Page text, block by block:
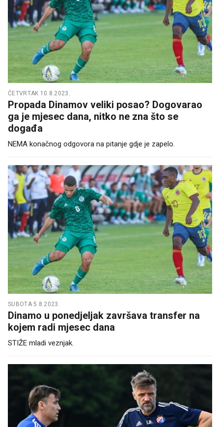
ČETVRTAK 10.8.2023.
Propada Dinamov veliki posao? Dogovarao
ga je mjesec dana, nitko ne zna što se
događa
NEMA konačnog odgovora na pitanje gdje je zapelo.
SUBOTA 5.8.2023.
Dinamo u ponedjeljak završava transfer na
kojem radi mjesec dana
STIŽE mladi veznjak.